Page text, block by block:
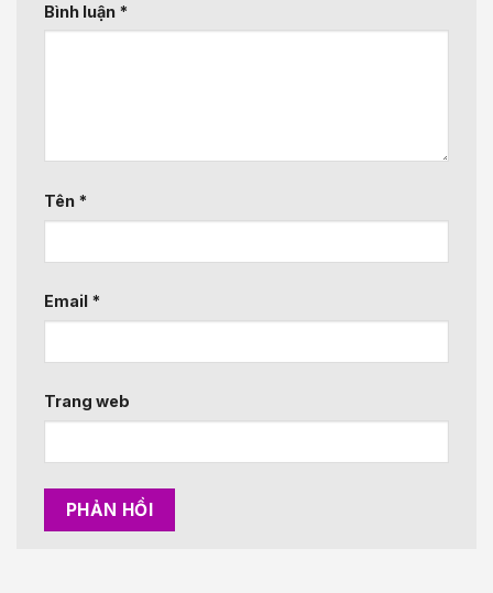
Bình luận *
Tên *
Email *
Trang web